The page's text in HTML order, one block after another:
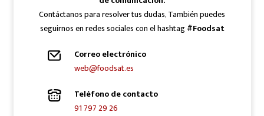
Contáctanos para resolver tus dudas, También puedes
seguirnos en redes sociales con el hashtag#Foodsat
Correo electrónico
web@foodsat.es
Teléfono de contacto
91 797 29 26